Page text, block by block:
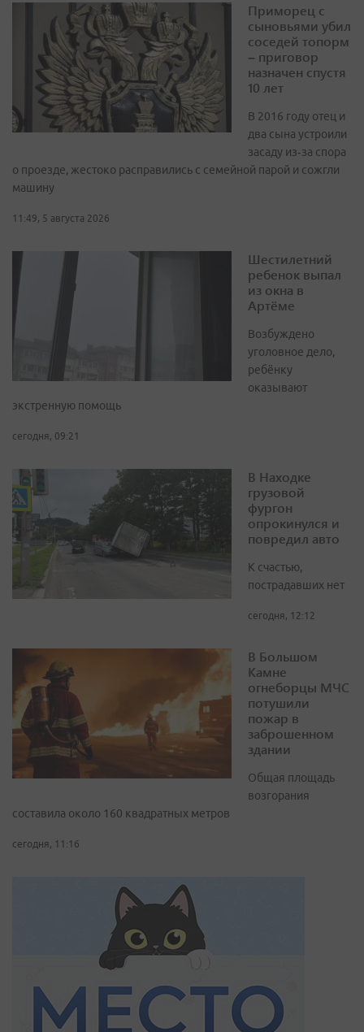
Приморец с
сыновьями убил
соседей топорм
– приговор
назначен спустя
10 лет
В 2016 году отец и
два сына устроили
засаду из‑за спора
о проезде, жестоко расправились с семейной парой и сожгли
машину
11:49, 5 августа 2026
Шестилетний
ребенок выпал
из окна в
Артёме
Возбуждено
уголовное дело,
ребёнку
оказывают
экстренную помощь
сегодня, 09:21
В Находке
грузовой
фургон
опрокинулся и
повредил авто
К счастью,
пострадавших нет
сегодня, 12:12
В Большом
Камне
огнеборцы МЧС
потушили
пожар в
заброшенном
здании
Общая площадь
возгорания
составила около 160 квадратных метров
сегодня, 11:16